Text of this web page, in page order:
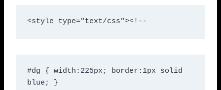
<style type="text/css"><!--
#dg { width:225px; border:1px solid
blue; }